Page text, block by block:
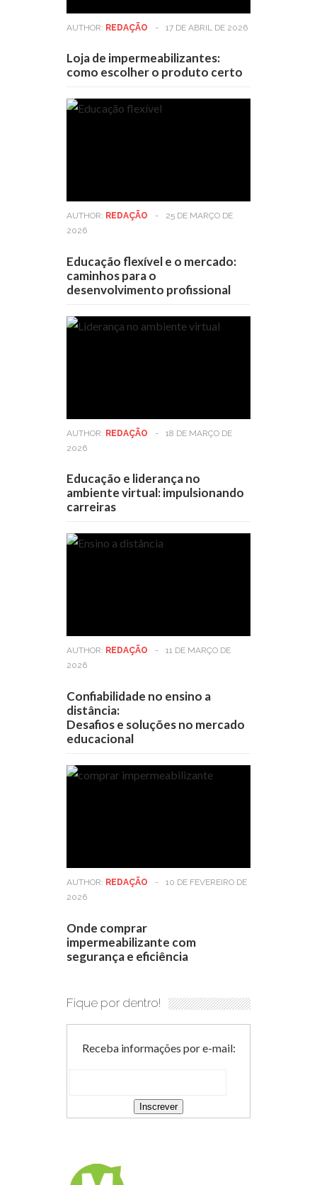
AUTHOR: REDAÇÃO - 17 DE ABRIL DE 2026
Loja de impermeabilizantes:
como escolher o produto certo
AUTHOR: REDAÇÃO -
25 DE MARÇO DE
2026
Educação flexível e o mercado:
caminhos para o
desenvolvimento profissional
AUTHOR: REDAÇÃO -
18 DE MARÇO DE
2026
Educação e liderança no
ambiente virtual: impulsionando
carreiras
AUTHOR: REDAÇÃO -
11 DE MARÇO DE
2026
Confiabilidade no ensino a
distância:
Desafios e soluções no mercado
educacional
AUTHOR: REDAÇÃO -
10 DE FEVEREIRO DE
2026
Onde comprar
impermeabilizante com
segurança e eficiência
Fique por dentro!
Receba informações por e-mail: